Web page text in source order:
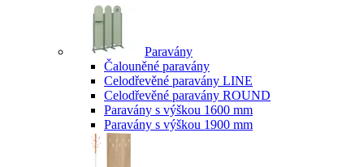
Paravány
Čalouněné paravány
Celodřevěné paravány LINE
Celodřevěné paravány ROUND
Paravány s výškou 1600 mm
Paravány s výškou 1900 mm